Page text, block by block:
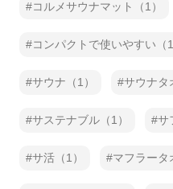
コルメサウナマット（1）
コンパクトで使いやすい（1
サウナ（1） サウナタ
サステナブル（1） サ
サ活（1） マフラータ